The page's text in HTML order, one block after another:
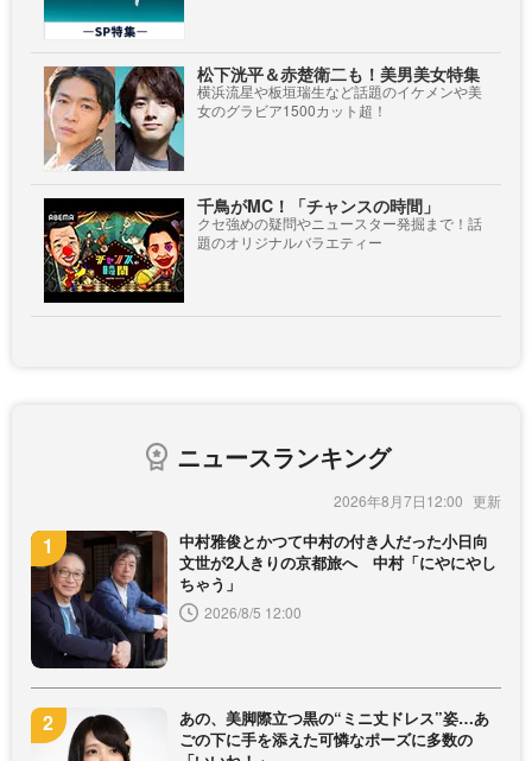
松下洸平＆赤楚衛二も！美男美女特集
横浜流星や板垣瑞生など話題のイケメンや美
女のグラビア1500カット超！
千鳥がMC！「チャンスの時間」
クセ強めの疑問やニュースター発掘まで！話
題のオリジナルバラエティー
ニュースランキング
2026年8月7日12:00
中村雅俊とかつて中村の付き人だった小日向
文世が2人きりの京都旅へ 中村「にやにやし
ちゃう」
2026/8/5 12:00
あの、美脚際立つ黒の“ミニ丈ドレス”姿…あ
ごの下に手を添えた可憐なポーズに多数の